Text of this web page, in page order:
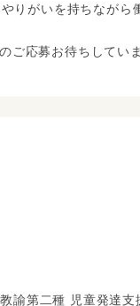
りがいを持ちながら
ご応募お待ちしていま
諭第二種 児童発達